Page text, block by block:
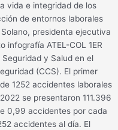
vida e integridad de los
de entornos laborales
presidenta ejecutiva
infografía ATEL-COL 1ER
y Salud en el
(CCS). El primer
1252 accidentes laborales
se presentaron 111.396
0,99 accidentes por cada
accidentes al día. El